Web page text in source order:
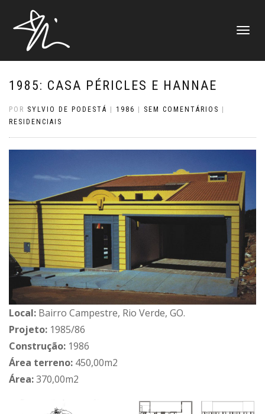
ALTERNAR
1985: CASA PÉRICLES E HANNAE
POR SYLVIO DE PODESTÁ 1986 SEM COMENTÁRIOS
RESIDENCIAIS
Local: Bairro Campestre, Rio Verde, GO.
Projeto: 1985/86
Construção: 1986
Área terreno: 450,00m2
Área:370,00m2